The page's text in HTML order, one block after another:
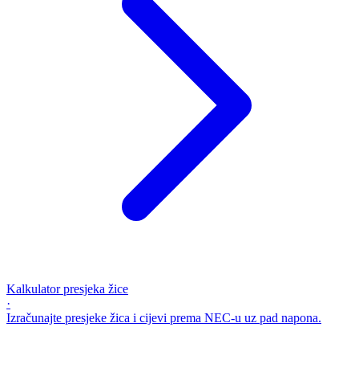
Kalkulator presjeka žice
·
Izračunajte presjeke žica i cijevi prema NEC-u uz pad napona.